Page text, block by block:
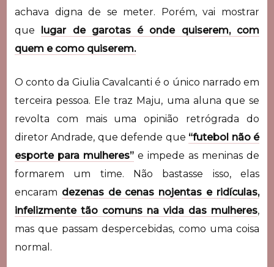
achava digna de se meter. Porém, vai mostrar
que lugar de garotas é onde quiserem, com
quem e como quiserem.
O conto da Giulia Cavalcanti é o único narrado em
terceira pessoa. Ele traz Maju, uma aluna que se
revolta com mais uma opinião retrógrada do
diretor Andrade, que defende que “futebol não é
esporte para mulheres”e impede as meninas de
formarem um time. Não bastasse isso, elas
encaram dezenas de cenas nojentas e ridículas,
infelizmente tão comuns na vida das mulheres,
mas que passam despercebidas, como uma coisa
normal.